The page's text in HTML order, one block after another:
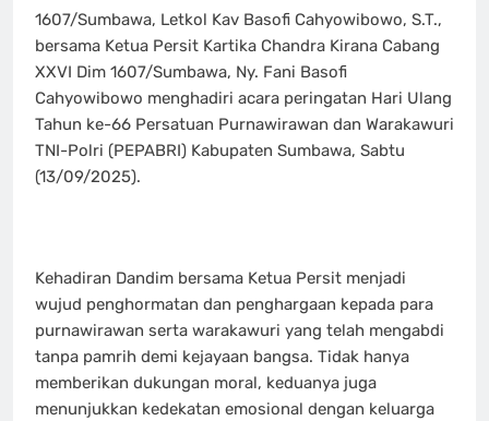
1607/Sumbawa, Letkol Kav Basofi Cahyowibowo, S.T.,
bersama Ketua Persit Kartika Chandra Kirana Cabang
XXVI Dim 1607/Sumbawa, Ny. Fani Basofi
Cahyowibowo menghadiri acara peringatan Hari Ulang
Tahun ke-66 Persatuan Purnawirawan dan Warakawuri
TNI-Polri (PEPABRI) Kabupaten Sumbawa, Sabtu
(13/09/2025).
‎Kehadiran Dandim bersama Ketua Persit menjadi
wujud penghormatan dan penghargaan kepada para
purnawirawan serta warakawuri yang telah mengabdi
tanpa pamrih demi kejayaan bangsa. Tidak hanya
memberikan dukungan moral, keduanya juga
menunjukkan kedekatan emosional dengan keluarga